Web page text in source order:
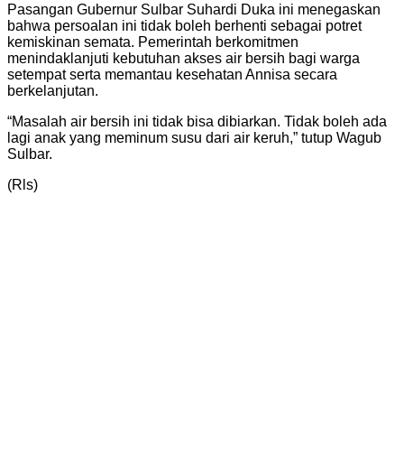
Pasangan Gubernur Sulbar Suhardi Duka ini menegaskan
bahwa persoalan ini tidak boleh berhenti sebagai potret
kemiskinan semata. Pemerintah berkomitmen
menindaklanjuti kebutuhan akses air bersih bagi warga
setempat serta memantau kesehatan Annisa secara
berkelanjutan.
“Masalah air bersih ini tidak bisa dibiarkan. Tidak boleh ada
lagi anak yang meminum susu dari air keruh,” tutup Wagub
Sulbar.
(Rls)